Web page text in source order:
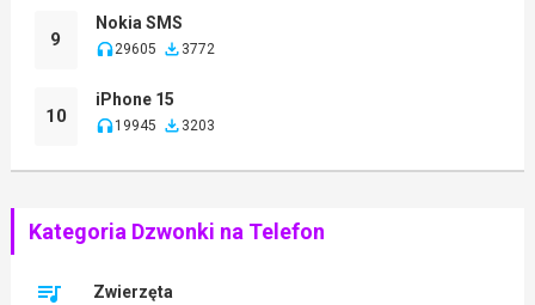
9
Nokia SMS
29605 3772
10
iPhone 15
19945 3203
Kategoria Dzwonki na Telefon
Zwierzęta